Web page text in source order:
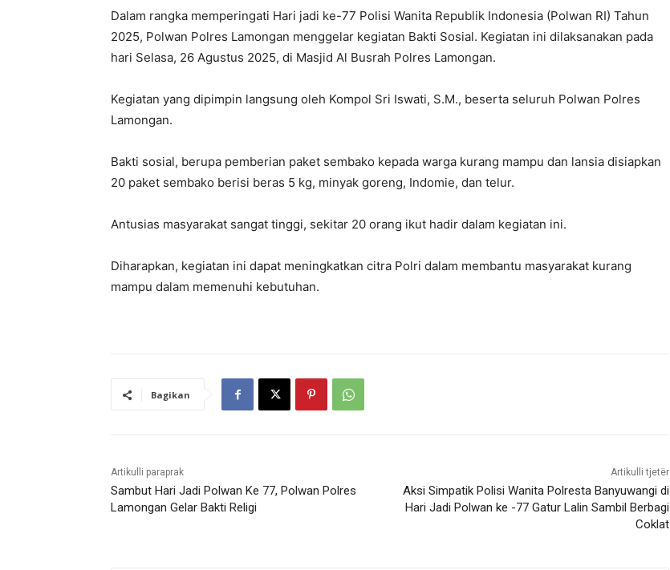
Dalam rangka memperingati Hari jadi ke-77 Polisi Wanita Republik Indonesia (Polwan RI) Tahun
2025, Polwan Polres Lamongan menggelar kegiatan Bakti Sosial. Kegiatan ini dilaksanakan pada
hari Selasa, 26 Agustus 2025, di Masjid Al Busrah Polres Lamongan.
Kegiatan yang dipimpin langsung oleh Kompol Sri Iswati, S.M., beserta seluruh Polwan Polres
Lamongan.
Bakti sosial, berupa pemberian paket sembako kepada warga kurang mampu dan lansia disiapkan
20 paket sembako berisi beras 5 kg, minyak goreng, Indomie, dan telur.
Antusias masyarakat sangat tinggi, sekitar 20 orang ikut hadir dalam kegiatan ini.
Diharapkan, kegiatan ini dapat meningkatkan citra Polri dalam membantu masyarakat kurang
mampu dalam memenuhi kebutuhan.
Bagikan
Artikulli paraprak
Sambut Hari Jadi Polwan Ke 77, Polwan Polres
Lamongan Gelar Bakti Religi
Artikulli tjetër
Aksi Simpatik Polisi Wanita Polresta Banyuwangi di
Hari Jadi Polwan ke -77 Gatur Lalin Sambil Berbagi
Coklat